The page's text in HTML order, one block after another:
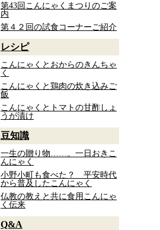
第43回こんにゃくまつりのご案
内
第４２回の試食コーナーご紹介
レシピ
こんにゃくとおからのきんちゃ
く
こんにゃくと鶏肉の炊き込みご
飯
こんにゃくとトマトの甘酢しょ
うが漬け
豆知識
一生の贈り物……。一日おきこ
んにゃく
小野小町も食べた？ 平安時代
から普及したこんにゃく
仏教の教えと共に食用こんにゃ
く伝来
Q&A